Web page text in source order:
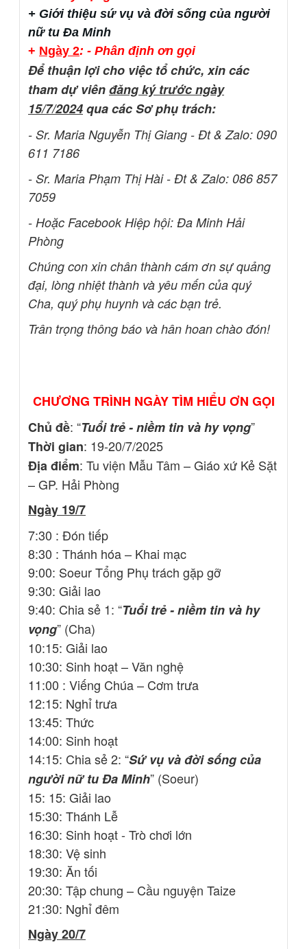
+ Giới thiệu sứ vụ và đời sống của người
nữ tu Đa Minh
+ Ngày 2: - Phân định ơn gọi
Để thuận lợi cho việc tổ chức, xin các
tham dự viênđăng ký trước ngày
15/7/2024qua các Sơ phụ trách:
- Sr. Maria Nguyễn Thị Giang - Đt & Zalo: 090
611 7186
- Sr. Maria Phạm Thị Hài - Đt & Zalo: 086 857
7059
- Hoặc Facebook Hiệp hội: Đa Minh Hải
Phòng
Chúng con xin chân thành cám ơn sự quảng
đại, lòng nhiệt thành và yêu mến của quý
Cha, quý phụ huynh và các bạn trẻ.
Trân trọng thông báo và hân hoan chào đón!
CHƯƠNG TRÌNH NGÀY TÌM HIỂU ƠN GỌI
Chủ đề: “Tuổi trẻ - niềm tin và hy vọng”
Thời gian: 19-20/7/2025
Địa điểm: Tu viện Mẫu Tâm – Giáo xứ Kẻ Sặt
– GP. Hải Phòng
Ngày 19/7
7:30 : Đón tiếp
8:30 : Thánh hóa – Khai mạc
9:00: Soeur Tổng Phụ trách gặp gỡ
9:30: Giải lao
9:40: Chia sẻ 1: “Tuổi trẻ - niềm tin và hy
vọng” (Cha)
10:15: Giải lao
10:30: Sinh hoạt – Văn nghệ
11:00 : Viếng Chúa – Cơm trưa
12:15: Nghỉ trưa
13:45: Thức
14:00: Sinh hoạt
14:15: Chia sẻ 2: “Sứ vụ và đời sống của
người nữ tu Đa Minh” (Soeur)
15: 15: Giải lao
15:30: Thánh Lễ
16:30: Sinh hoạt - Trò chơi lớn
18:30: Vệ sinh
19:30: Ăn tối
20:30: Tập chung – Cầu nguyện Taize
21:30: Nghỉ đêm
Ngày 20/7